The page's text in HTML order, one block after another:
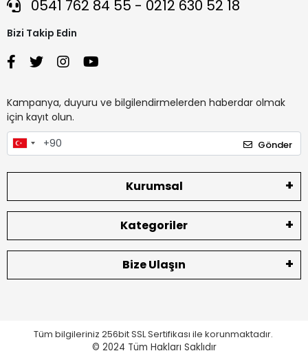
0541 762 84 55 - 0212 630 52 18
Bizi Takip Edin
Kampanya, duyuru ve bilgilendirmelerden haberdar olmak
için kayıt olun.
Gönder
Kurumsal
Kategoriler
Bize Ulaşın
Tüm bilgileriniz 256bit SSL Sertifikası ile korunmaktadır.
© 2024 Tüm Hakları Saklıdır